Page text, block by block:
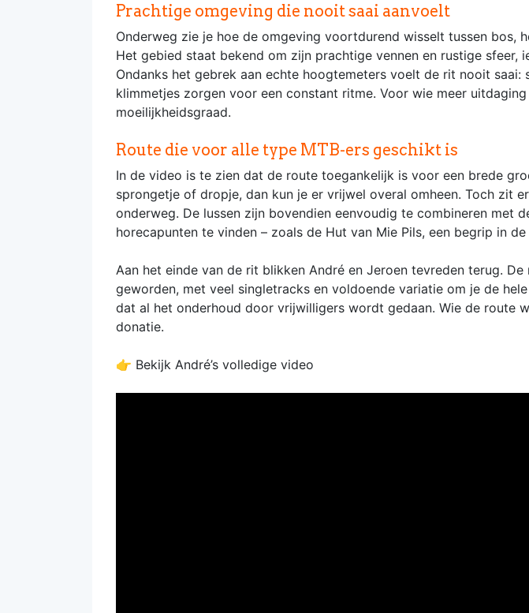
Prachtige omgeving die nooit saai aanvoelt
Onderweg zie je hoe de omgeving voortdurend wisselt tussen bos,
Het gebied staat bekend om zijn prachtige vennen en rustige sfeer,
Ondanks het gebrek aan echte hoogtemeters voelt de rit nooit saai:
klimmetjes zorgen voor een constant ritme. Voor wie meer
moeilijkheidsgraad.
Route die voor alle type MTB-ers geschikt is
In de video is te zien dat de route toegankelijk is voor een brede
sprongetje of dropje, dan kun je er vrijwel overal omheen. Toch zit
onderweg. De lussen zijn bovendien eenvoudig te combineren met
horecapunten te vinden – zoals de Hut van Mie Pils, een begrip in de
Aan het einde van de rit blikken André en Jeroen tevreden terug. De
geworden, met veel singletracks en voldoende variatie om je de
dat al het onderhoud door vrijwilligers wordt gedaan. Wie de route
donatie.
👉 Bekijk André’s volledige video